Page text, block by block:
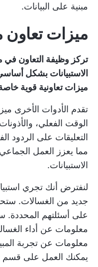
مبنية على البيانات.
ميزات تعاون
الاستبيانات بشكل
ميزات تعاونية قوية خاصة
تقدم الأدوات الأخرى
الوقت الفعلي،
التعليقات على الردود
مما يعزز العمل
الاستبيانات.
لنفترض أنك تجري
جديد من الغسالات.
على أسئلتهم المحددة.
معلومات عن أداء
معلومات عن تجربة
يمكنك العمل على قسم